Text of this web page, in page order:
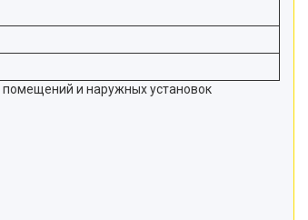
помещений и наружных установок